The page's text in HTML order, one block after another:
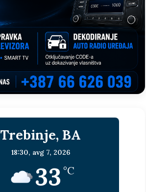
Trebinje, BA
18:30, avg 7, 2026
33 °C